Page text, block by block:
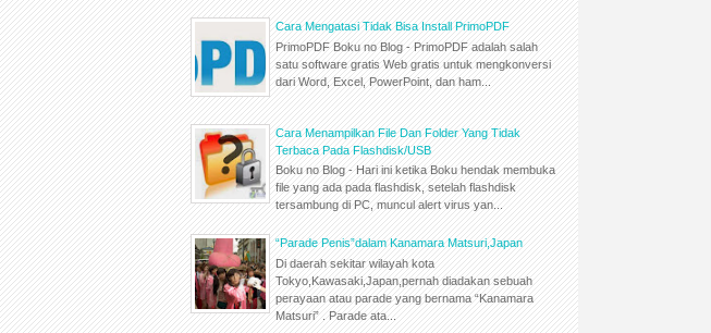
Cara Mengatasi Tidak Bisa Install PrimoPDF
PrimoPDF Boku no Blog - PrimoPDF adalah salah
satu software gratis Web gratis untuk mengkonversi
dari Word, Excel, PowerPoint, dan ham...
Cara Menampilkan File Dan Folder Yang Tidak
Terbaca Pada Flashdisk/USB
Boku no Blog - Hari ini ketika Boku hendak membuka
file yang ada pada flashdisk, setelah flashdisk
tersambung di PC, muncul alert virus yan...
“Parade Penis”dalam Kanamara Matsuri,Japan
Di daerah sekitar wilayah kota
Tokyo,Kawasaki,Japan,pernah diadakan sebuah
perayaan atau parade yang bernama “Kanamara
Matsuri” . Parade ata...